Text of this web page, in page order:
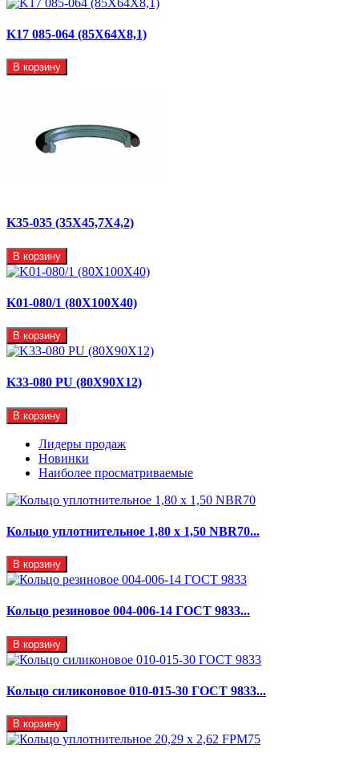
K17 085-064 (85X64X8,1)
В корзину
K35-035 (35X45,7X4,2)
В корзину
K01-080/1 (80X100X40)
В корзину
K33-080 PU (80X90X12)
В корзину
Лидеры продаж
Новинки
Наиболее просматриваемые
Кольцо уплотнительное 1,80 х 1,50 NBR70...
В корзину
Кольцо резиновое 004-006-14 ГОСТ 9833...
В корзину
Кольцо силиконовое 010-015-30 ГОСТ 9833...
В корзину